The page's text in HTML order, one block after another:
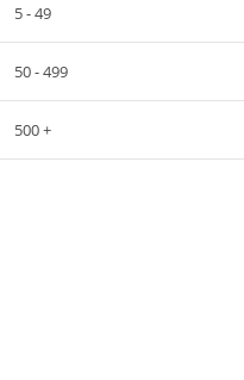
5 - 49
50 - 499
500 +